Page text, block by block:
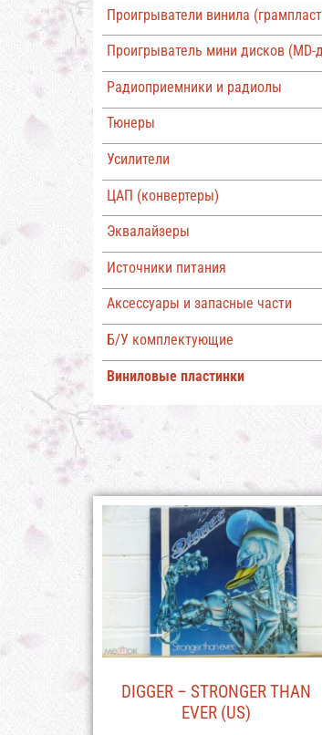
Проигрыватели винила
Проигрыватель мини дисков (MD-
Радиоприемники и радиолы
Тюнеры
Усилители
ЦАП (конвертеры)
Эквалайзеры
Источники питания
Аксессуары и запасные части
Б/У комплектующие
Виниловые пластинки
DIGGER – STRONGER THAN
EVER (US)